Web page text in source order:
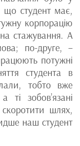
студент має,
корпорацію
стажування. А
по-друге, –
потужні
студента в
тобто вже
ті зобов’язані
шлях,
наш студент